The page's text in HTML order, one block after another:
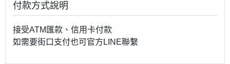
付款方式說明
接受ATM匯款、信用卡付款
如需要街口支付也可官方LINE聯繫